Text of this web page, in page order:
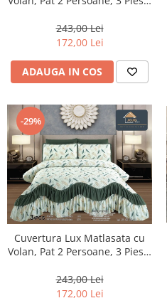
243,00 Lei
172,00 Lei
ADAUGA IN COS
-29%
Cuvertura Lux Matlasata cu
Volan, Pat 2 Persoane, 3 Piese,
243,00 Lei
172,00 Lei